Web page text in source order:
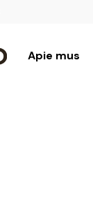
Apie mus